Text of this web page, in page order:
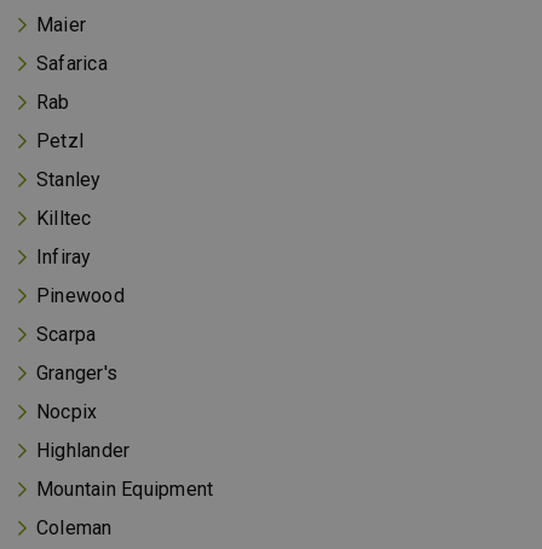
Maier
Safarica
Rab
Petzl
Stanley
Killtec
Infiray
Pinewood
Scarpa
Granger's
Nocpix
Highlander
Mountain Equipment
Coleman